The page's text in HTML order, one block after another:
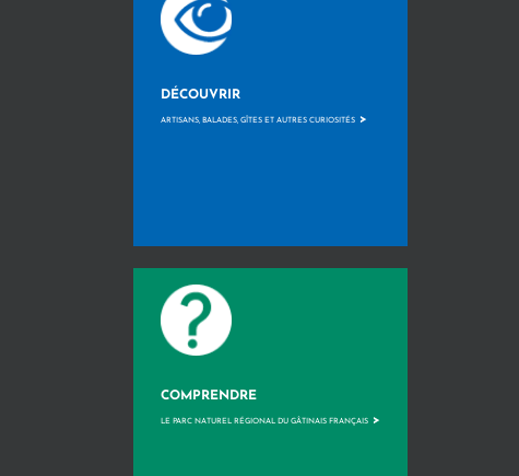
DÉCOUVRIR
ARTISANS, BALADES, GÎTES ET AUTRES CURIOSITÉS >
COMPRENDRE
LE PARC NATUREL RÉGIONAL DU GÂTINAIS FRANÇAIS >